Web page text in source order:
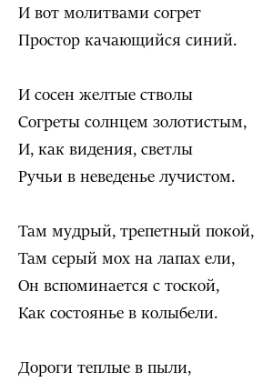
И вот молитвами согрет
Простор качающийся синий.
И сосен желтые стволы
Согреты солнцем золотистым,
И, как видения, светлы
Ручьи в неведенье лучистом.
Там мудрый, трепетный покой,
Там серый мох на лапах ели,
Он вспоминается с тоской,
Как состоянье в колыбели.
Дороги теплые в пыли,